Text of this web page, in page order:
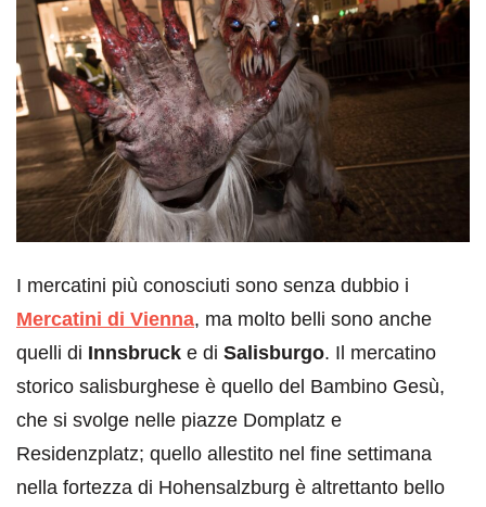
I mercatini più conosciuti sono senza dubbio i
Mercatini di Vienna, ma molto belli sono anche
quelli di Innsbruck e di Salisburgo. Il mercatino
storico salisburghese è quello del Bambino Gesù,
che si svolge nelle piazze Domplatz e
Residenzplatz; quello allestito nel fine settimana
nella fortezza di Hohensalzburg è altrettanto bello